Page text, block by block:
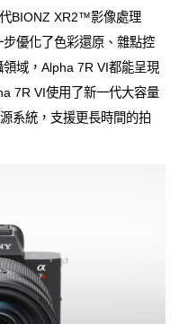
BIONZ XR2™影像處理
優化了色彩還原、雜點控
域，Alpha 7R VI都能呈現
7R VI使用了新一代大容量
系統，支援更長時間的拍